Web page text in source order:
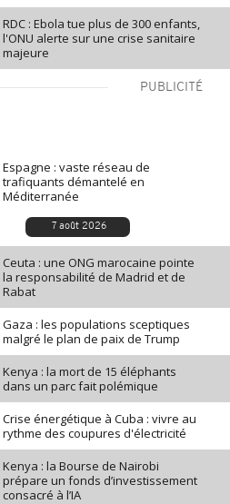
RDC : Ebola tue plus de 300 enfants,
l'ONU alerte sur une crise sanitaire
majeure
PUBLICITÉ
Espagne : vaste réseau de
trafiquants démantelé en
Méditerranée
7 août 2026
Ceuta : une ONG marocaine pointe
la responsabilité de Madrid et de
Rabat
Gaza : les populations sceptiques
malgré le plan de paix de Trump
Kenya : la mort de 15 éléphants
dans un parc fait polémique
Crise énergétique à Cuba : vivre au
rythme des coupures d'électricité
Kenya : la Bourse de Nairobi
prépare un fonds d’investissement
consacré à l’IA